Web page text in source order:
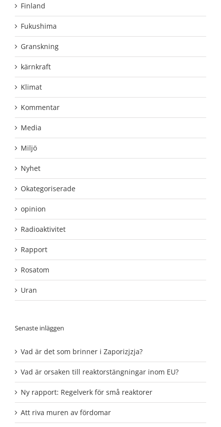
Finland
Fukushima
Granskning
kärnkraft
Klimat
Kommentar
Media
Miljö
Nyhet
Okategoriserade
opinion
Radioaktivitet
Rapport
Rosatom
Uran
Senaste inläggen
Vad är det som brinner i Zaporizjzja?
Vad är orsaken till reaktorstängningar inom EU?
Ny rapport: Regelverk för små reaktorer
Att riva muren av fördomar